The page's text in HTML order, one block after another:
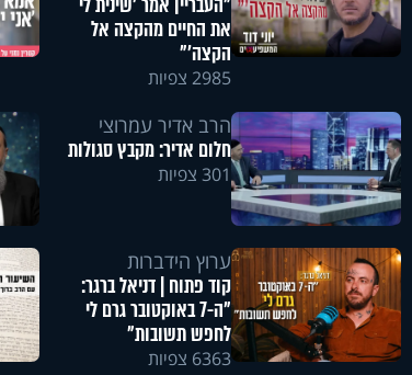
"העבריין אמר 'שינית לי
את החיים מהקצה אל
הקצה'"
2985 צפיות
הרב אדיר עמרוצי
חלום אדיר: מקבץ סגולות
301 צפיות
ערוץ הידברות
קוד פתוח | דניאל ברגר:
"ה-7 באוקטובר גרם לי
לחפש תשובות"
6363 צפיות